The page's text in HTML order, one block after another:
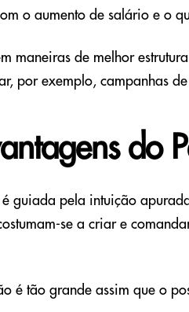
o aumento de salário e o
maneiras de melhor
por exemplo, campanhas
do
guiada pela intuição
se a criar e
é tão grande assim que o